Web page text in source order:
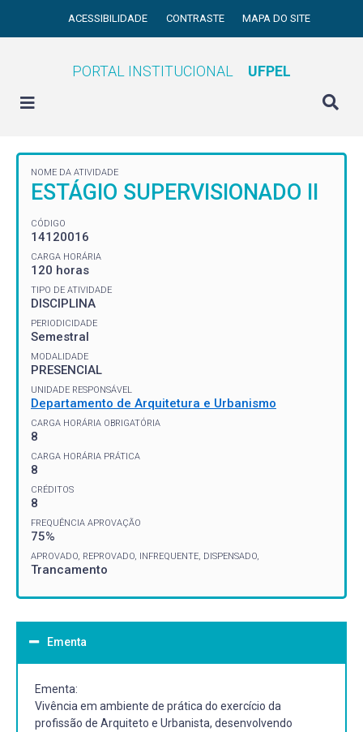
ACESSIBILIDADE CONTRASTE MAPA DO SITE
PORTAL INSTITUCIONAL UFPEL
NOME DA ATIVIDADE
ESTÁGIO SUPERVISIONADO II
CÓDIGO
14120016
CARGA HORÁRIA
120 horas
TIPO DE ATIVIDADE
DISCIPLINA
PERIODICIDADE
Semestral
MODALIDADE
PRESENCIAL
UNIDADE RESPONSÁVEL
Departamento de Arquitetura e Urbanismo
CARGA HORÁRIA OBRIGATÓRIA
8
CARGA HORÁRIA PRÁTICA
8
CRÉDITOS
8
FREQUÊNCIA APROVAÇÃO
75%
APROVADO, REPROVADO, INFREQUENTE, DISPENSADO,
Trancamento
Ementa
Ementa:
Vivência em ambiente de prática do exercício da
profissão de Arquiteto e Urbanista, desenvolvendo